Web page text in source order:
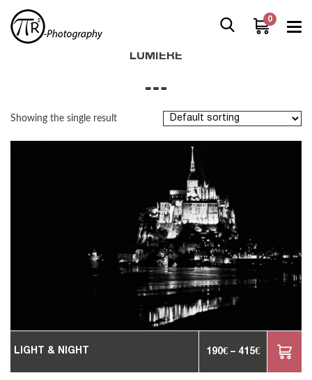
0
Home /
LUMIERE
Showing the single result
LIGHT & NIGHT 190€ – 415€